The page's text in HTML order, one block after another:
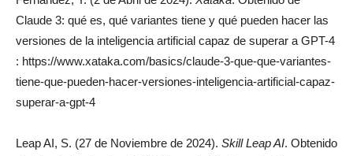
Claude 3: qué es, qué variantes tiene y qué pueden hacer las
versiones de la inteligencia artificial capaz de superar a GPT-4
: https://www.xataka.com/basics/claude-3-que-que-variantes-
tiene-que-pueden-hacer-versiones-inteligencia-artificial-capaz-
superar-a-gpt-4
Leap AI, S. (27 de Noviembre de 2024). Skill Leap AI. Obtenido